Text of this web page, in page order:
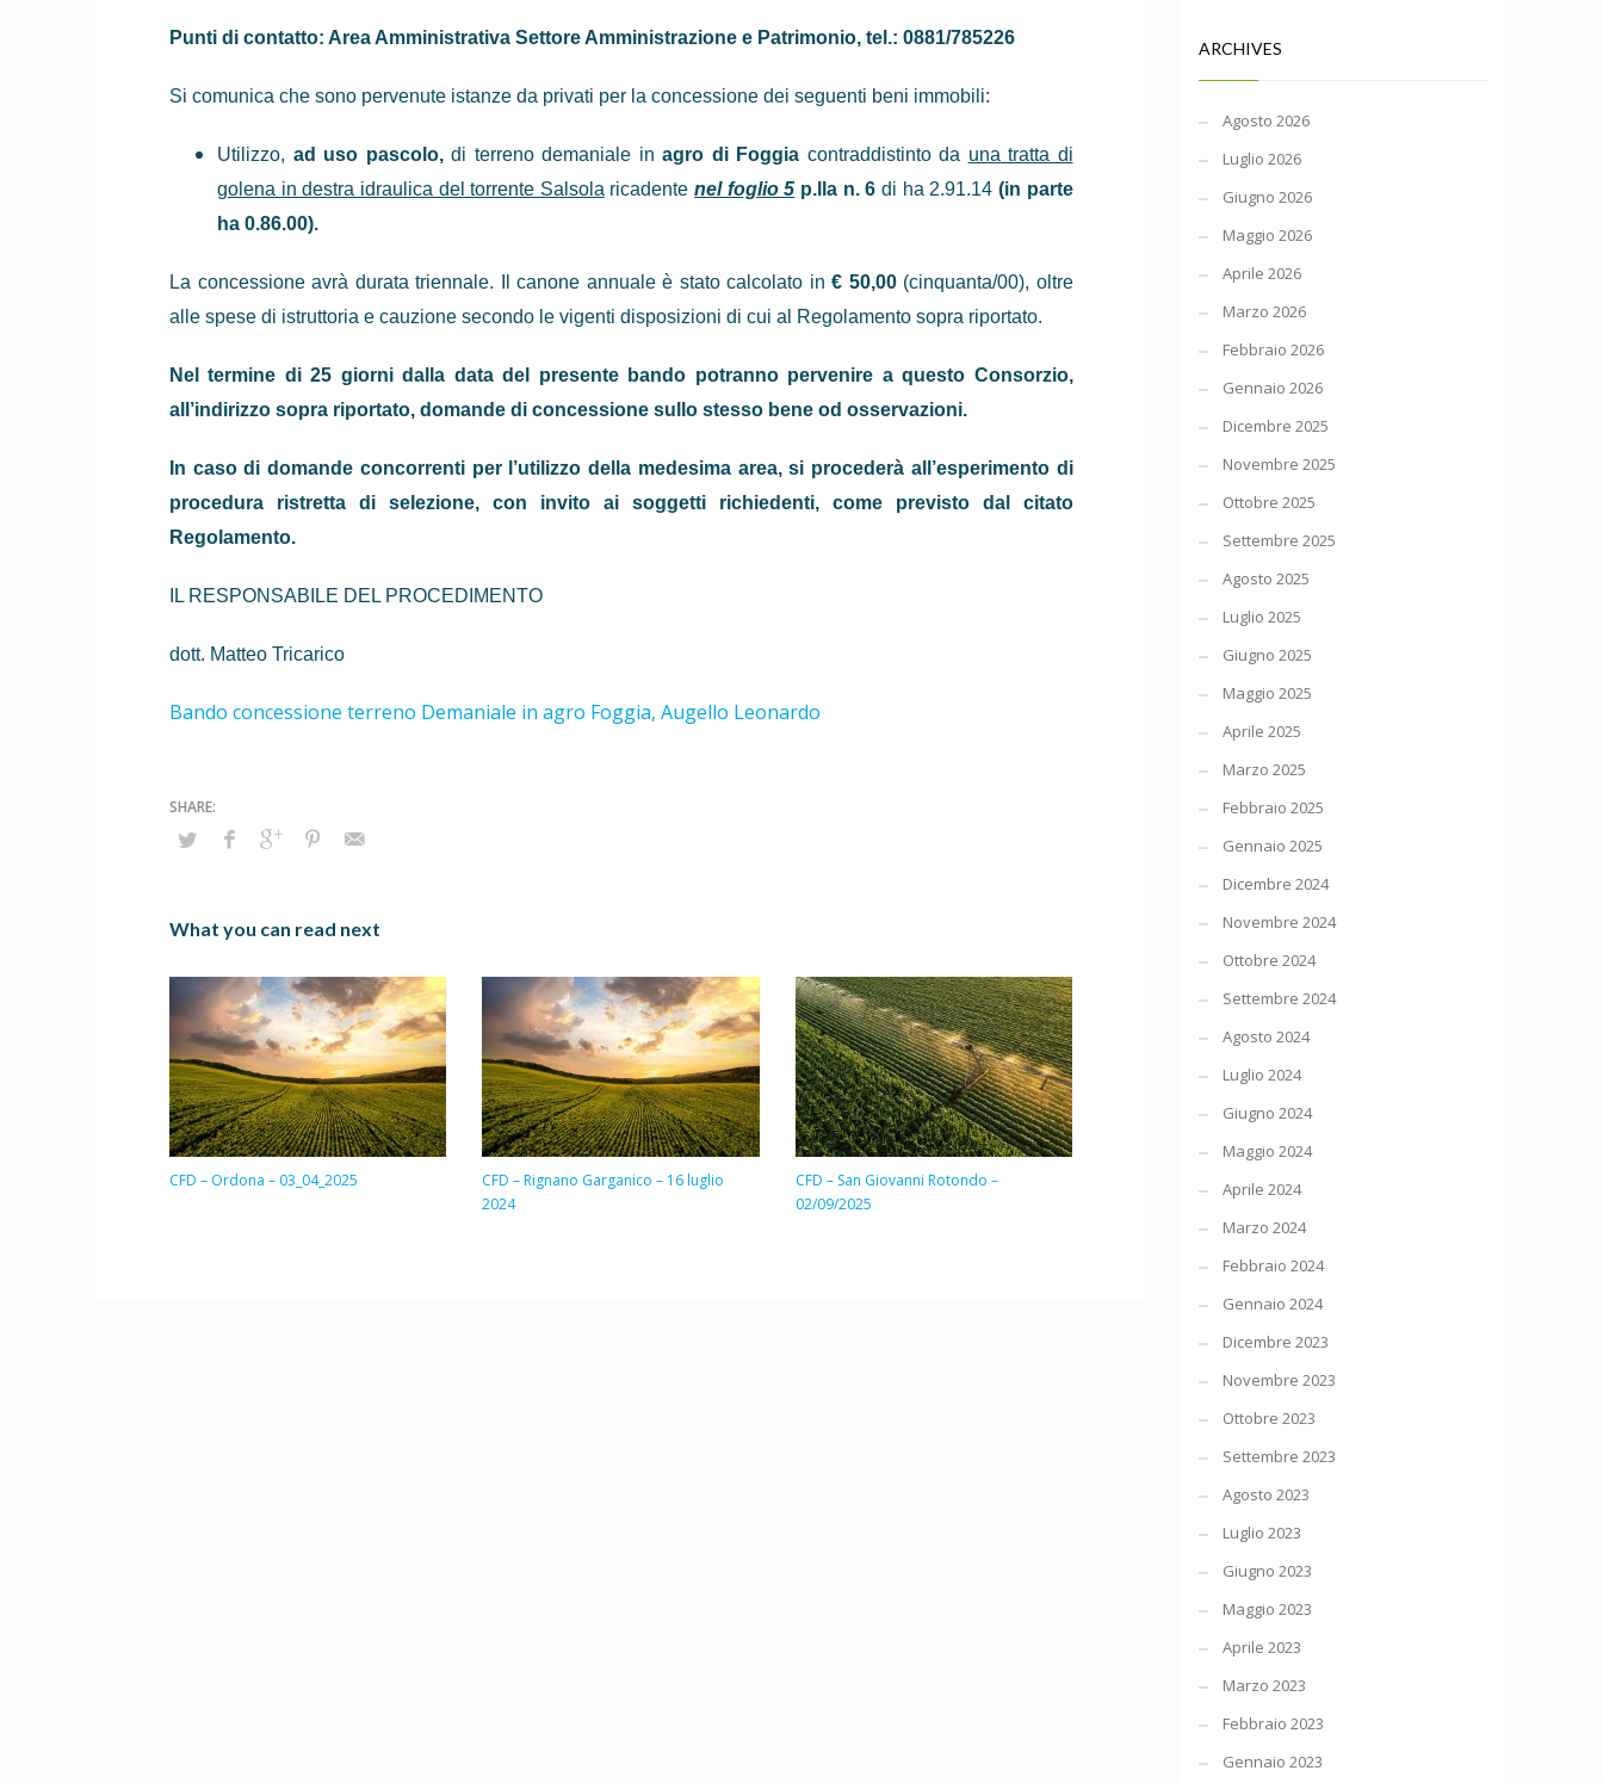
Punti di contatto: Area Amministrativa Settore Amministrazione e Patrimonio, tel.: 0881/785226
Si comunica che sono pervenute istanze da privati per la concessione dei seguenti beni immobili:
Utilizzo, ad uso pascolo,di terreno demaniale in agro di Foggia contraddistinto da una tratta di
golena in destra idraulica del torrente Salsola ricadentenel foglio 5 p.lla n. 6 di ha 2.91.14 (in parte
ha 0.86.00).
La concessione avrà durata triennale. Il canone annuale è stato calcolato in € 50,00(cinquanta/00), oltre
alle spese di istruttoria e cauzione secondo le vigenti disposizioni di cui al Regolamento sopra riportato.
Nel termine di 25 giorni dalla data del presente bando potranno pervenire a que­sto Consorzio,
all’indirizzo sopra riportato, domande di concessione sullo stesso bene od osserva­zioni.
In caso di domande concorrenti per l’utilizzo della medesima area, si procederà all’esperimento di
procedura ristretta di selezione, con invito ai soggetti richiedenti, come previsto dal citato
Regolamen­to.
IL RESPONSABILE DEL PROCEDIMENTO
dott. Matteo Tricarico
Bando concessione terreno Demaniale in agro Foggia, Augello Leonardo
What you can read next
CFD – Ordona – 03_04_2025
CFD – Rignano Garganico – 16 luglio
2024
CFD – San Giovanni Rotondo –
02/09/2025
ARCHIVES
Agosto 2026
Luglio 2026
Giugno 2026
Maggio 2026
Aprile 2026
Marzo 2026
Febbraio 2026
Gennaio 2026
Dicembre 2025
Novembre 2025
Ottobre 2025
Settembre 2025
Agosto 2025
Luglio 2025
Giugno 2025
Maggio 2025
Aprile 2025
Marzo 2025
Febbraio 2025
Gennaio 2025
Dicembre 2024
Novembre 2024
Ottobre 2024
Settembre 2024
Agosto 2024
Luglio 2024
Giugno 2024
Maggio 2024
Aprile 2024
Marzo 2024
Febbraio 2024
Gennaio 2024
Dicembre 2023
Novembre 2023
Ottobre 2023
Settembre 2023
Agosto 2023
Luglio 2023
Giugno 2023
Maggio 2023
Aprile 2023
Marzo 2023
Febbraio 2023
Gennaio 2023